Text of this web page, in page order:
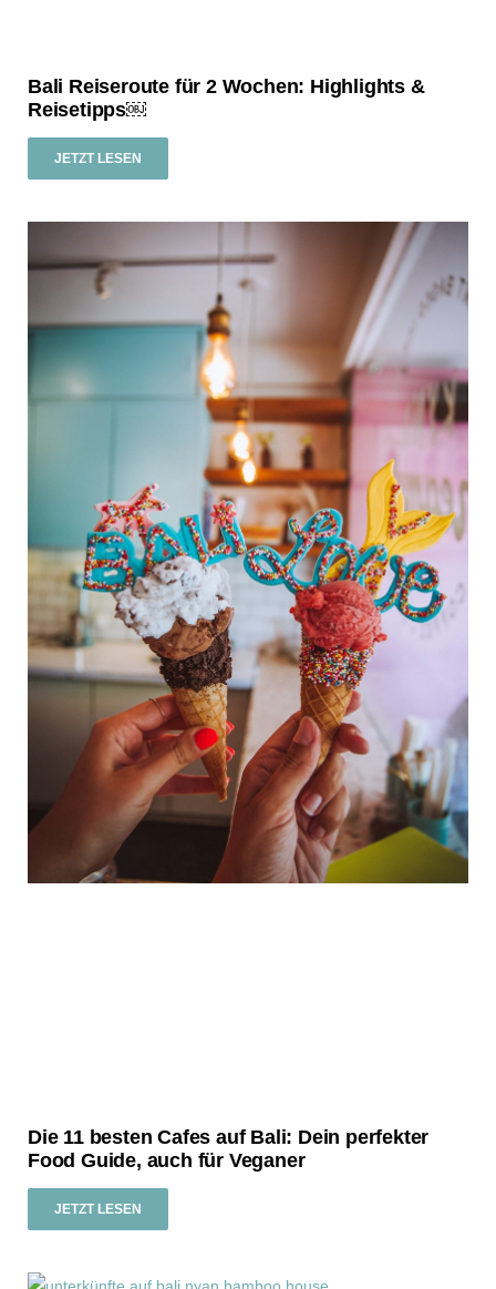
Bali Reiseroute für 2 Wochen: Highlights &
Reisetipps￼
JETZT LESEN
Die 11 besten Cafes auf Bali: Dein perfekter
Food Guide, auch für Veganer
JETZT LESEN